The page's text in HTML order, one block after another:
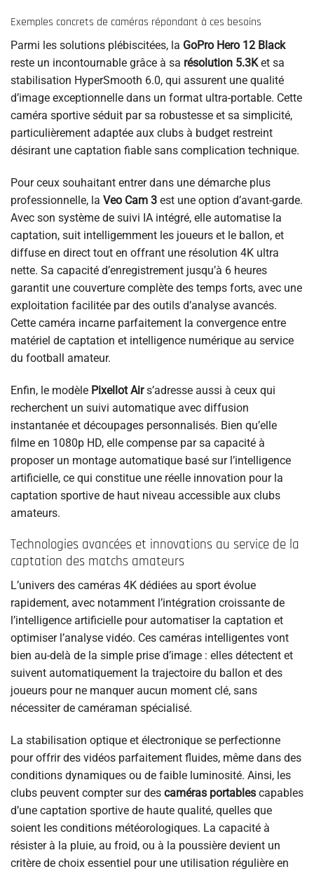
Exemples concrets de caméras répondant à ces besoins
Parmi les solutions plébiscitées, la GoPro Hero 12 Black
reste un incontournable grâce à sa résolution 5.3Ket sa
stabilisation HyperSmooth 6.0, qui assurent une qualité
d’image exceptionnelle dans un format ultra-portable. Cette
caméra sportive séduit par sa robustesse et sa simplicité,
particulièrement adaptée aux clubs à budget restreint
désirant une captation fiable sans complication technique.
Pour ceux souhaitant entrer dans une démarche plus
professionnelle, la Veo Cam 3 est une option d’avant-garde.
Avec son système de suivi IA intégré, elle automatise la
captation, suit intelligemment les joueurs et le ballon, et
diffuse en direct tout en offrant une résolution 4K ultra
nette. Sa capacité d’enregistrement jusqu’à 6 heures
garantit une couverture complète des temps forts, avec une
exploitation facilitée par des outils d’analyse avancés.
Cette caméra incarne parfaitement la convergence entre
matériel de captation et intelligence numérique au service
du football amateur.
Enfin, le modèle Pixellot Airs’adresse aussi à ceux qui
recherchent un suivi automatique avec diffusion
instantanée et découpages personnalisés. Bien qu’elle
filme en 1080p HD, elle compense par sa capacité à
proposer un montage automatique basé sur l’intelligence
artificielle, ce qui constitue une réelle innovation pour la
captation sportive de haut niveau accessible aux clubs
amateurs.
Technologies avancées et innovations au service de la
captation des matchs amateurs
L’univers des caméras 4K dédiées au sport évolue
rapidement, avec notamment l’intégration croissante de
l’intelligence artificielle pour automatiser la captation et
optimiser l’analyse vidéo. Ces caméras intelligentes vont
bien au-delà de la simple prise d’image : elles détectent et
suivent automatiquement la trajectoire du ballon et des
joueurs pour ne manquer aucun moment clé, sans
nécessiter de caméraman spécialisé.
La stabilisation optique et électronique se perfectionne
pour offrir des vidéos parfaitement fluides, même dans des
conditions dynamiques ou de faible luminosité. Ainsi, les
clubs peuvent compter sur des caméras portables capables
d’une captation sportive de haute qualité, quelles que
soient les conditions météorologiques. La capacité à
résister à la pluie, au froid, ou à la poussière devient un
critère de choix essentiel pour une utilisation régulière en